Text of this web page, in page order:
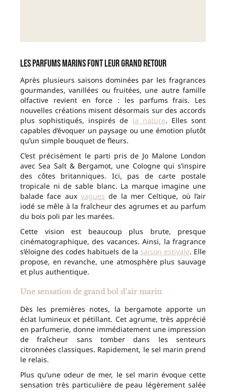
Les parfums marins font leur grand retour
Après plusieurs saisons dominées par les fragrances
gourmandes, vanillées ou fruitées, une autre famille
olfactive revient en force : les parfums frais. Les
nouvelles créations misent désormais sur des accords
plus sophistiqués, inspirés de la nature. Elles sont
capables d’évoquer un paysage ou une émotion plutôt
qu’un simple bouquet de fleurs.
C’est précisément le parti pris de Jo Malone London
avec Sea Salt & Bergamot, une Cologne qui s’inspire
des côtes britanniques. Ici, pas de carte postale
tropicale ni de sable blanc. La marque imagine une
balade face aux vagues de la mer Celtique, où l’air
iodé se mêle à la fraîcheur des agrumes et au parfum
du bois poli par les marées.
Cette vision est beaucoup plus brute, presque
cinématographique, des vacances. Ainsi, la fragrance
s’éloigne des codes habituels de la saison estivale. Elle
propose, en revanche, une atmosphère plus sauvage
et plus authentique.
Une sensation de grand bol d’air marin
Dès les premières notes, la bergamote apporte un
éclat lumineux et pétillant. Cet agrume, très apprécié
en parfumerie, donne immédiatement une impression
de fraîcheur sans tomber dans les senteurs
citronnées classiques. Rapidement, le sel marin prend
le relais.
Plus qu’une odeur de mer, le sel marin évoque cette
sensation très particulière de peau légèrement salée